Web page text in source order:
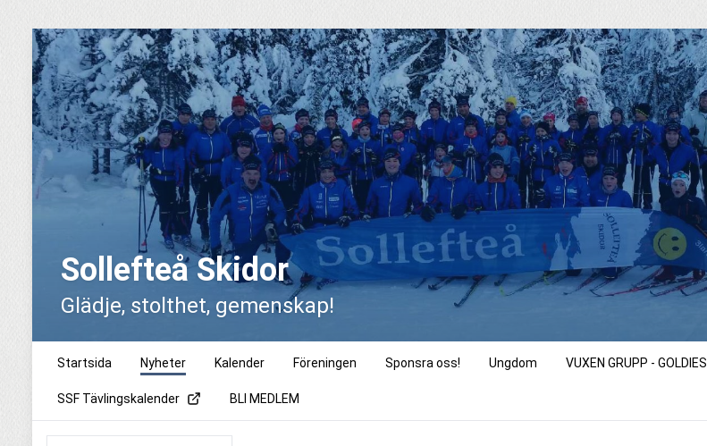
Sollefteå Skidor
Glädje, stolthet, gemenskap!
Startsida Nyheter Kalender Föreningen Sponsra oss! Ungdom VUXEN GRUPP - GOLDIES
SSF Tävlingskalender BLI MEDLEM